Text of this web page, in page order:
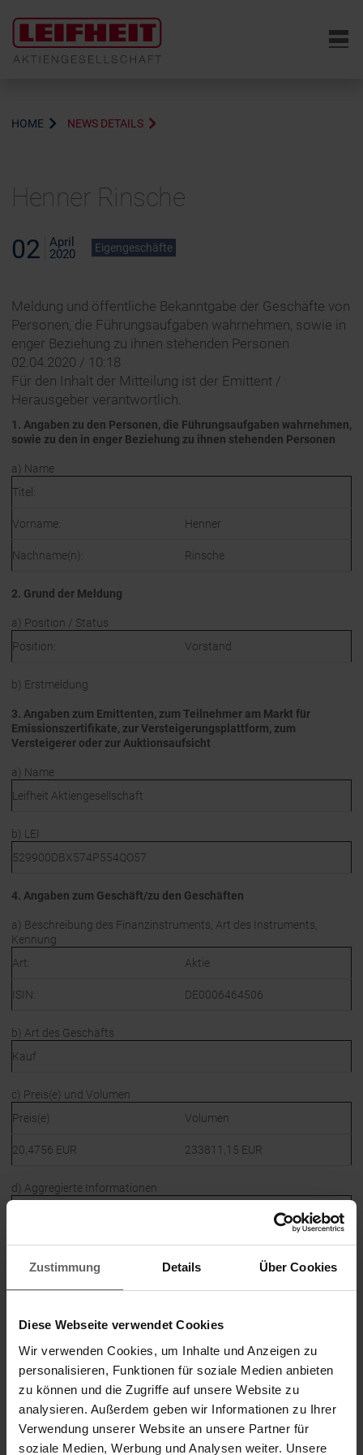
Zustimmung Details Über Cookies
Diese Webseite verwendet Cookies
Wir verwenden Cookies, um Inhalte und Anzeigen zu
personalisieren, Funktionen für soziale Medien anbieten
zu können und die Zugriffe auf unsere Website zu
analysieren. Außerdem geben wir Informationen zu Ihrer
Verwendung unserer Website an unsere Partner für
soziale Medien, Werbung und Analysen weiter. Unsere
6
HOME NEWS DETAILS
Henner Rinsche
02
April
2020
Eigengeschäfte
Meldung und öffentliche Bekanntgabe der Geschäfte von
Personen, die Führungsaufgaben wahrnehmen, sowie in
enger Beziehung zu ihnen stehenden Personen
02.04.2020 / 10:18
Für den Inhalt der Mitteilung ist der Emittent /
Herausgeber verantwortlich.
1. Angaben zu den Personen, die Führungsaufgaben wahrnehmen,
sowie zu den in enger Beziehung zu ihnen stehenden Personen
a) Name
Titel:
Vorname: Henner
Nachname(n): Rinsche
2. Grund der Meldung
a) Position / Status
Position:
Vorstand
b) Erstmeldung
3. Angaben zum Emittenten, zum Teilnehmer am Markt für
Emissionszertifikate, zur Versteigerungsplattform, zum
Versteigerer oder zur Auktionsaufsicht
a) Name
Leifheit Aktiengesellschaft
b) LEI
529900DBX574P554QO57
4. Angaben zum Geschäft/zu den Geschäften
a) Beschreibung des Finanzinstruments, Art des Instruments,
Kennung
Art:
Aktie
ISIN: DE0006464506
b) Art des Geschäfts
Kauf
c) Preis(e) und Volumen
Preis(e)
Volumen
20,4756 EUR 233811,15 EUR
d) Aggregierte Informationen
Aggregiertes Volumen
20,4756EUR 233811,15EUR
f) Ort des Geschäfts
Außerhalb eines Handelsplatzes
02.04.2020 Die DGAP Distributionsservices umfassen